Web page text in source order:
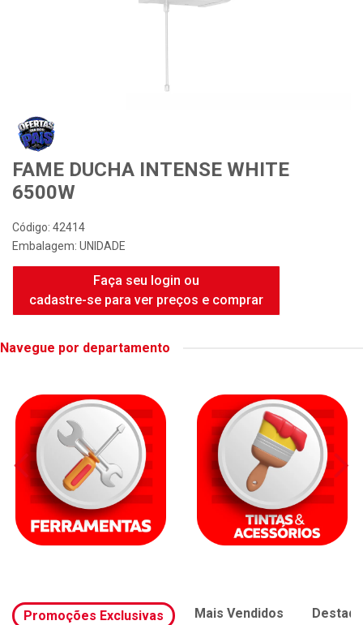
FAME DUCHA INTENSE WHITE
6500W
Código: 42414
Embalagem: UNIDADE
Faça seu login ou
cadastre-se para ver preços e comprar
Navegue por departamento
Promoções Exclusivas Mais Vendidos